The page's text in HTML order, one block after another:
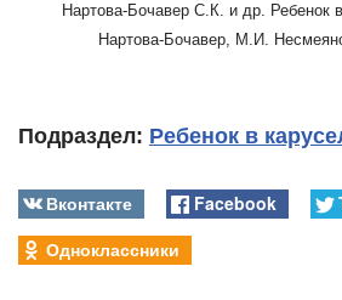
Нартова-Бочавер С.К. и др. Ребенок
Нартова-Бочавер, М.И.
Подраздел: Ребенок в
Вконтакте Facebook
Одноклассники